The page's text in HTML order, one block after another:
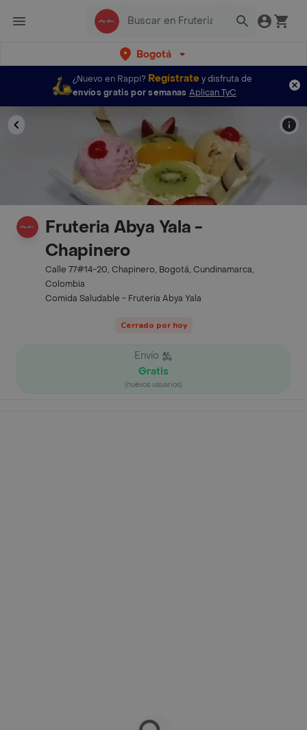
Bogotá
¿Nuevo en Rappi? Regístratey disfruta de
envíos gratis por semanas Aplican TyC
Fruteria Abya Yala -
Chapinero
Calle 77#14-20, Chapinero, Bogotá, Cundinamarca,
Colombia
Comida Saludable - Fruteria Abya Yala
Cerrado por hoy
Envío
Gratis
(nuevos usuarios)